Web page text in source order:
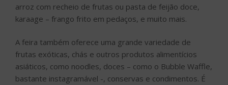
arroz com recheio de frutas ou pasta de feijão doce,
karaage – frango frito em pedaços, e muito mais.
A feira também oferece uma grande variedade de
frutas exóticas, chás e outros produtos alimentícios
asiáticos, como noodles, doces – como o Bubble Waffle,
bastante instagramável -, conservas e condimentos. É